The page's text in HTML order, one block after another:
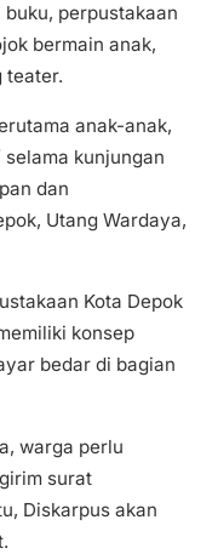
perpustakaan
bermain anak,
teater.
anak-anak,
kunjungan
dan
Utang Wardaya,
Kota Depok
konsep
bedar di bagian
warga perlu
surat
Diskarpus akan